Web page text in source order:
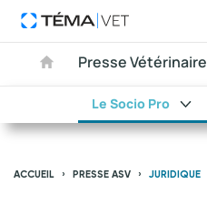
Presse Vétérinaire
Le Socio Pro
ACCUEIL PRESSE ASV JURIDIQUE